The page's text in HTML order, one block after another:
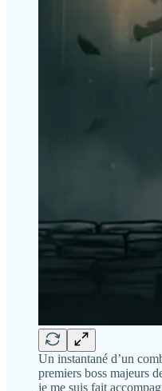
Un instantané d’un
premiers boss majeurs
je me suis fait